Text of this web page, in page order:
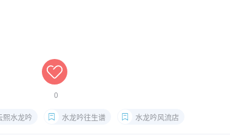
0
熙水龙吟 水龙吟往生谱 水龙吟风流店